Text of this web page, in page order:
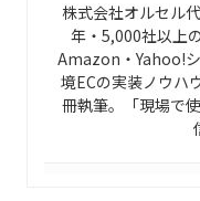
株式会社オルセル
年・5,000社以上
Amazon・Yahoo!
境ECの実装ノウハ
冊執筆。「現場で